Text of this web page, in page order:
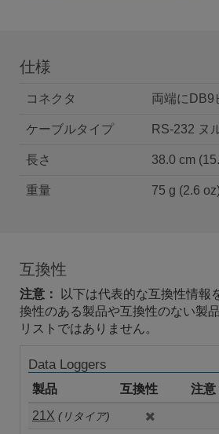
仕様
コネクタ 両端にDB9
ケーブルタイプ RS-232 ヌ
長さ 38.0 cm
重量 75 g (2.6
互換性
注意：
以下は代表的な互換性情報
換性のある製品や互換性のない製
リストではありません。
Data Loggers
製品 互換性
注意
21X (リタイア)